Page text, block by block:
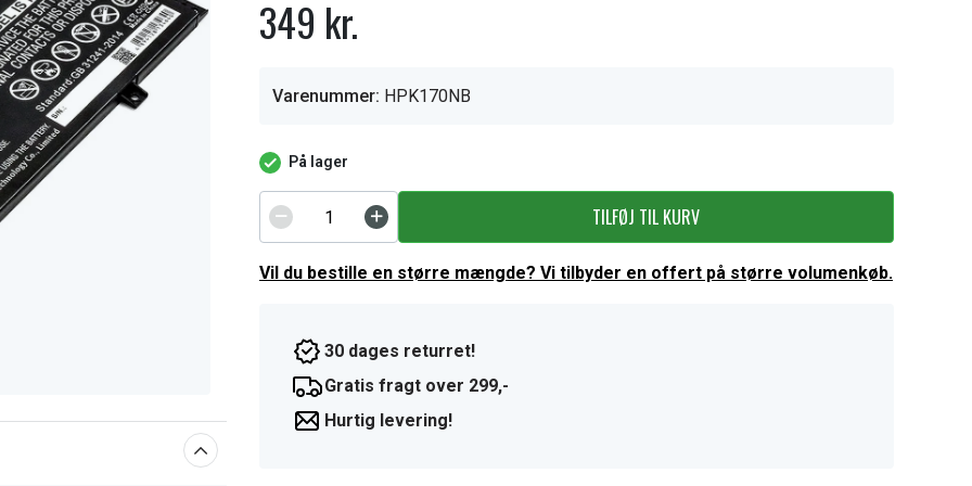
349 kr.
Varenummer: HPK170NB
På lager
TILFØJ TIL KURV
Vil du bestille en større mængde? Vi tilbyder en offert på større volumenkøb.
30 dages returret!
Gratis fragt over 299,-
Hurtig levering!